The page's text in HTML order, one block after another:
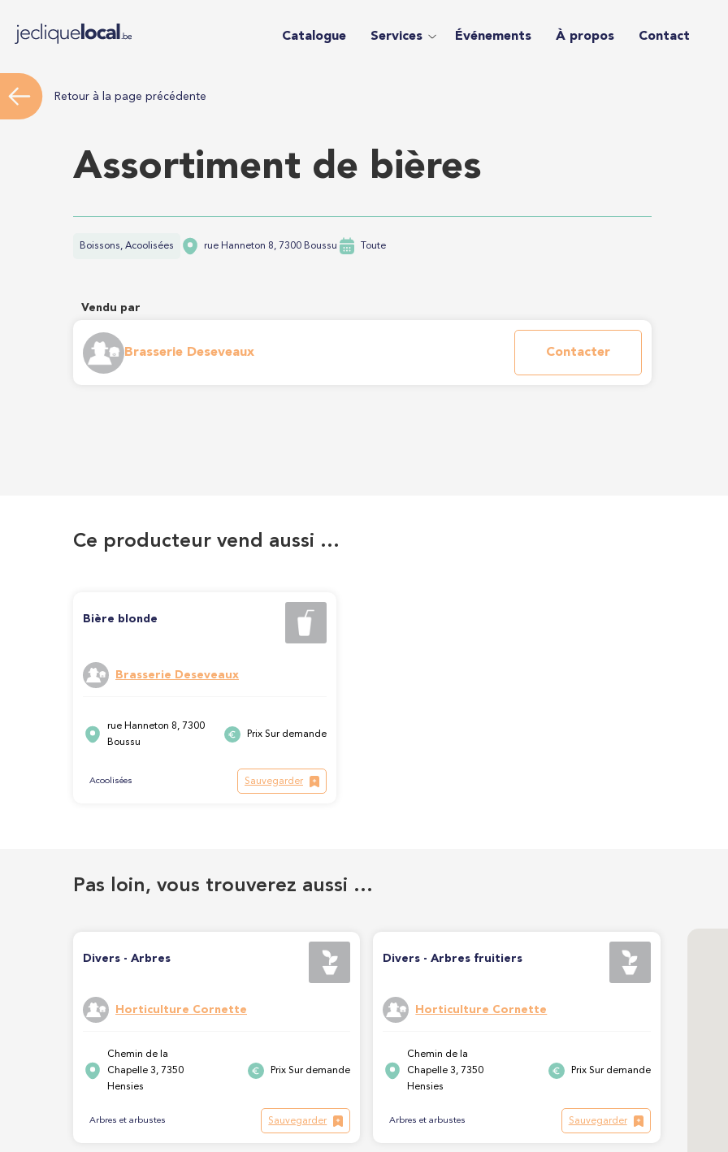
Catalogue Services Événements À propos Contact
Retour à la page précédente
Assortiment de bières
Boissons, Acoolisées rue Hanneton 8, 7300 Boussu Toute
Vendu par
Brasserie Deseveaux Contacter
Ce producteur vend aussi …
Bière blonde
Brasserie Deseveaux
rue Hanneton 8, 7300
Boussu
Prix Sur demande
Acoolisées Sauvegarder
Pas loin, vous trouverez aussi …
Divers - Arbres
Horticulture Cornette
Chemin de la
Chapelle 3, 7350
Hensies
Prix Sur demande
Arbres et arbustes Sauvegarder
Divers - Arbres fruitiers
Horticulture Cornette
Chemin de la
Chapelle 3, 7350
Hensies
Prix Sur demande
Arbres et arbustes Sauvegarder